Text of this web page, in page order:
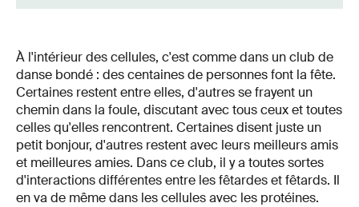
À l'intérieur des cellules, c'est comme dans un club de
danse bondé : des centaines de personnes font la fête.
Certaines restent entre elles, d'autres se frayent un
chemin dans la foule, discutant avec tous ceux et toutes
celles qu'elles rencontrent. Certaines disent juste un
petit bonjour, d'autres restent avec leurs meilleurs amis
et meilleures amies. Dans ce club, il y a toutes sortes
d'interactions différentes entre les fêtardes et fêtards. Il
en va de même dans les cellules avec les protéines.